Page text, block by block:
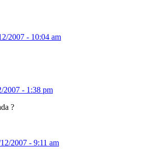
2007 - 10:04 am
2007 - 1:38 pm
?
2007 - 9:11 am